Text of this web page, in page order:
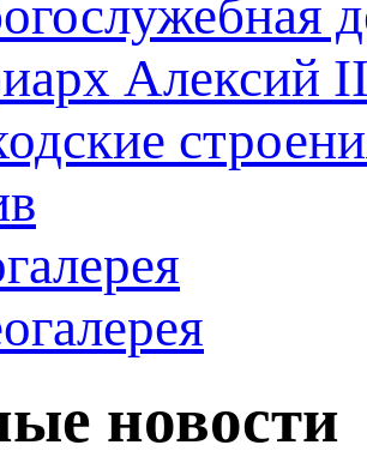
Алексий
новости